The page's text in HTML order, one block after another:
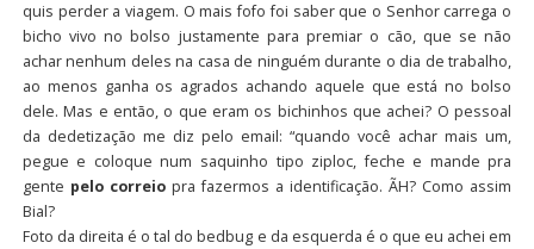
quis perder a viagem. O mais fofo foi saber que o Senhor carrega o
bicho vivo no bolso justamente para premiar o cão, que se não
achar nenhum deles na casa de ninguém durante o dia de trabalho,
ao menos ganha os agrados achando aquele que está no bolso
dele. Mas e então, o que eram os bichinhos que achei? O pessoal
da dedetização me diz pelo email: “quando você achar mais um,
pegue e coloque num saquinho tipo ziploc, feche e mande pra
gente pelo correiopra fazermos a identificação. ÃH? Como assim
Bial?
Foto da direita é o tal do bedbug e da esquerda é o que eu achei em